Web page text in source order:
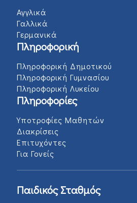
Αγγλικά
Γαλλικά
Γερμανικά
Πληροφορική
Πληροφορική Δημοτικού
Πληροφορική Γυμνασίου
Πληροφορική Λυκείου
Πληροφορίες
Υποτροφίες Μαθητών
Διακρίσεις
Επιτυχόντες
Για Γονείς
Παιδικός Σταθμός